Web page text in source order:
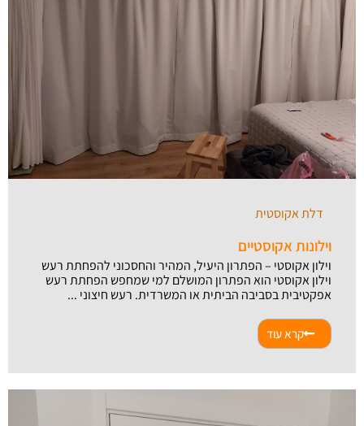
דלת אקוסטית
וילונות אקוסטיים
וילון אקוסטי – הפתרון היעיל, המהיר והחסכוני להפחתת רעש
וילון אקוסטי הוא הפתרון המושלם למי שמחפש הפחתת רעש
אפקטיבית בסביבה הביתית או המשרדית. רעש חיצוני ...
קרא עוד